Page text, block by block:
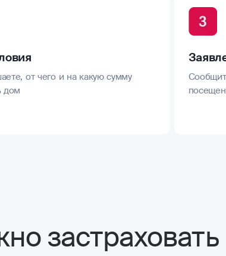
от чего и на какую сумму
дом
застраховать